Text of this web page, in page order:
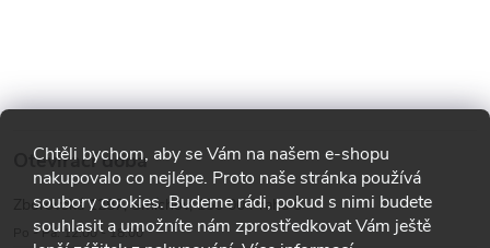
Chtěli bychom, aby se Vám na našem e-shopu
nakupovalo co nejlépe. Proto naše stránka používá
soubory cookies. Budeme rádi, pokud s nimi budete
souhlasit a umožníte nám zprostředkovat Vám ještě
Otevírací doba
Zborovská 1287, Smíchov, 150 00 Praha 5
Po - Pá: 12:00 - 18:00